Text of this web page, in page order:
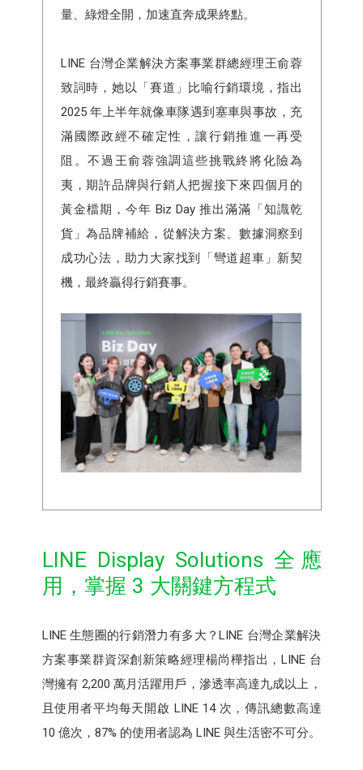
量、綠燈全開，加速直奔成果終點。
LINE 台灣企業解決方案事業群總經理王俞蓉
致詞時，她以「賽道」比喻行銷環境，指出
2025 年上半年就像車隊遇到塞車與事故，充
滿國際政經不確定性，讓行銷推進一再受
阻。不過王俞蓉強調這些挑戰終將化險為
夷，期許品牌與行銷人把握接下來四個月的
黃金檔期，今年 Biz Day 推出滿滿「知識乾
貨」為品牌補給，從解決方案、數據洞察到
成功心法，助力大家找到「彎道超車」新契
機，最終贏得行銷賽事。
LINE Display Solutions 全應
用，掌握 3 大關鍵方程式
LINE 生態圈的行銷潛力有多大？LINE 台灣企業解決
方案事業群資深創新策略經理楊尚樺指出，LINE 台
灣擁有 2,200 萬月活躍用戶，滲透率高達九成以上，
且使用者平均每天開啟 LINE 14 次，傳訊總數高達
10 億次，87% 的使用者認為 LINE 與生活密不可分。